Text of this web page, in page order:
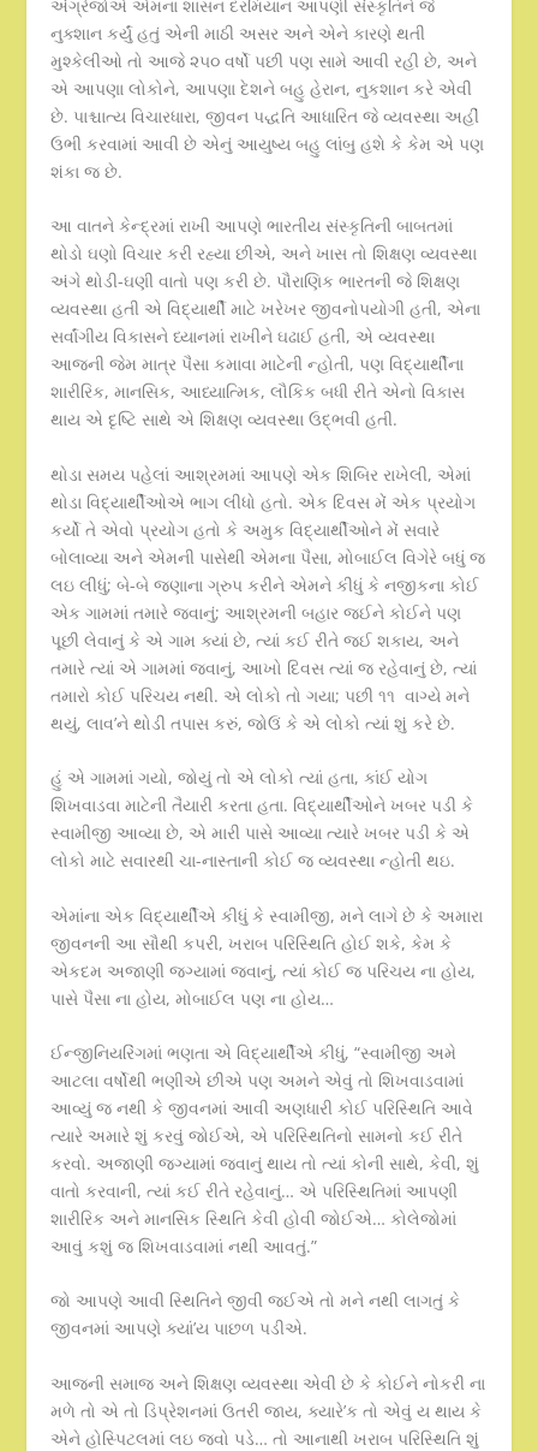
અંગ્રેજોએ એમના શાસન દરમિયાન આપણી સંસ્કૃતિને જે
નુક્શાન કર્યું હતું એની માઠી અસર અને એને કારણે થતી
મુશ્કેલીઓ તો આજે ૨૫૦ વર્ષો પછી પણ સામે આવી રહી છે, અને
એ આપણા લોકોને, આપણા દેશને બહુ હેરાન, નુકશાન કરે એવી
છે. પાશ્ચાત્ય વિચારધારા, જીવન પદ્ધતિ આધારિત જે વ્યવસ્થા અહીં
ઉભી કરવામાં આવી છે એનું આયુષ્ય બહુ લાંબુ હશે કે કેમ એ પણ
શંકા જ છે.
આ વાતને કેન્દ્રમાં રાખી આપણે ભારતીય સંસ્કૃતિની બાબતમાં
થોડો ઘણો વિચાર કરી રહ્યા છીએ, અને ખાસ તો શિક્ષણ વ્યવસ્થા
અંગે થોડી-ઘણી વાતો પણ કરી છે. પૌરાણિક ભારતની જે શિક્ષણ
વ્યવસ્થા હતી એ વિદ્યાર્થી માટે ખરેખર જીવનોપયોગી હતી, એના
સર્વાંગીય વિકાસને ધ્યાનમાં રાખીને ઘઢાઈ હતી, એ વ્યવસ્થા
આજની જેમ માત્ર પૈસા કમાવા માટેની ન્હોતી, પણ વિદ્યાર્થીના
શારીરિક, માનસિક, આધ્યાત્મિક, લૌકિક બધી રીતે એનો વિકાસ
થાય એ દૃષ્ટિ સાથે એ શિક્ષણ વ્યવસ્થા ઉદ્ભવી હતી.
થોડા સમય પહેલાં આશ્રમમાં આપણે એક શિબિર રાખેલી, એમાં
થોડા વિદ્યાર્થીઓએ ભાગ લીધો હતો. એક દિવસ મેં એક પ્રયોગ
કર્યો તે એવો પ્રયોગ હતો કે અમુક વિદ્યાર્થીઓને મેં સવારે
બોલાવ્યા અને એમની પાસેથી એમના પૈસા, મોબાઈલ વિગેરે બધું જ
લઇ લીધું; બે-બે જણાના ગ્રુપ કરીને એમને કીધું કે નજીકના કોઈ
એક ગામમાં તમારે જવાનું; આશ્રમની બહાર જઈને કોઈને પણ
પૂછી લેવાનું કે એ ગામ ક્યાં છે, ત્યાં કઈ રીતે જઈ શકાય, અને
તમારે ત્યાં એ ગામમાં જવાનું, આખો દિવસ ત્યાં જ રહેવાનું છે, ત્યાં
તમારો કોઈ પરિચય નથી. એ લોકો તો ગયા; પછી ૧૧ વાગ્યે મને
થયું, લાવ’ને થોડી તપાસ કરું, જોઉં કે એ લોકો ત્યાં શું કરે છે.
હું એ ગામમાં ગયો, જોયું તો એ લોકો ત્યાં હતા, કાંઈ યોગ
શિખવાડવા માટેની તૈયારી કરતા હતા. વિદ્યાર્થીઓને ખબર પડી કે
સ્વામીજી આવ્યા છે, એ મારી પાસે આવ્યા ત્યારે ખબર પડી કે એ
લોકો માટે સવારથી ચા-નાસ્તાની કોઈ જ વ્યવસ્થા ન્હોતી થઇ.
એમાંના એક વિદ્યાર્થીએ કીધું કે સ્વામીજી, મને લાગે છે કે અમારા
જીવનની આ સૌથી કપરી, ખરાબ પરિસ્થિતિ હોઈ શકે, કેમ કે
એકદમ અજાણી જગ્યામાં જવાનું, ત્યાં કોઈ જ પરિચય ના હોય,
પાસે પૈસા ના હોય, મોબાઈલ પણ ના હોય…
ઈન્જીનિયરિંગમાં ભણતા એ વિદ્યાર્થીએ કીધું, “સ્વામીજી અમે
આટલા વર્ષોથી ભણીએ છીએ પણ અમને એવું તો શિખવાડવામાં
આવ્યું જ નથી કે જીવનમાં આવી અણધારી કોઈ પરિસ્થિતિ આવે
ત્યારે અમારે શું કરવું જોઈએ, એ પરિસ્થિતિનો સામનો કઈ રીતે
કરવો. અજાણી જગ્યામાં જવાનું થાય તો ત્યાં કોની સાથે, કેવી, શું
વાતો કરવાની, ત્યાં કઈ રીતે રહેવાનું… એ પરિસ્થિતિમાં આપણી
શારીરિક અને માનસિક સ્થિતિ કેવી હોવી જોઈએ… કોલેજોમાં
આવું કશું જ શિખવાડવામાં નથી આવતું.”
જો આપણે આવી સ્થિતિને જીવી જઈએ તો મને નથી લાગતું કે
જીવનમાં આપણે ક્યાં’ય પાછળ પડીએ.
આજની સમાજ અને શિક્ષણ વ્યવસ્થા એવી છે કે કોઈને નોકરી ના
મળે તો એ તો ડિપ્રેશનમાં ઉતરી જાય, ક્યારે’ક તો એવું ય થાય કે
એને હોસ્પિટલમાં લઇ જવો પડે… તો આનાથી ખરાબ પરિસ્થિતિ શું